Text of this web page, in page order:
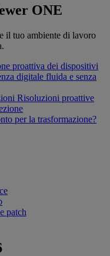
ONE
il tuo ambiente di lavoro
proattiva dei dispositivi
digitale fluida e senza
Risoluzioni proattive
per la trasformazione?
patch